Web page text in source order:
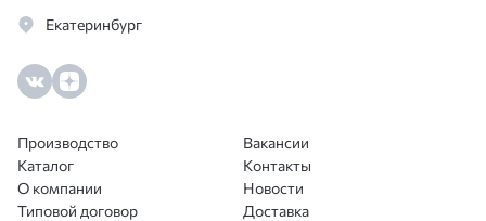
Екатеринбург
Производство
Каталог
О компании
Типовой договор
Вакансии
Контакты
Новости
Доставка